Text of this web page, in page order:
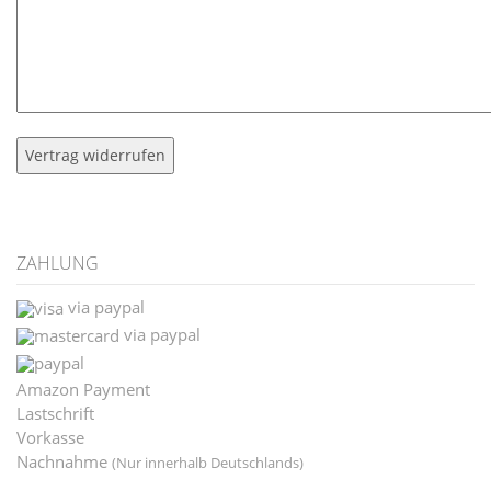
ZAHLUNG
via paypal
via paypal
Amazon Payment
Lastschrift
Vorkasse
Nachnahme (Nur innerhalb Deutschlands)